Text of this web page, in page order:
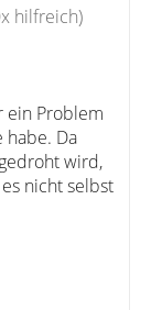
hilfreich)
ein Problem
habe. Da
wird,
nicht selbst